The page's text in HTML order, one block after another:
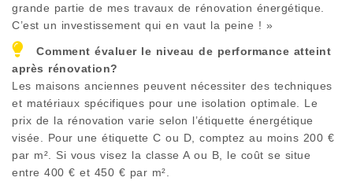
grande partie de mes travaux de rénovation énergétique.
C’est un investissement qui en vaut la peine ! »
Comment évaluer le niveau de performance atteint
après rénovation?
Les maisons anciennes peuvent nécessiter des techniques
et matériaux spécifiques pour une isolation optimale. Le
prix de la rénovation varie selon l’étiquette énergétique
visée. Pour une étiquette C ou D, comptez au moins 200 €
par m². Si vous visez la classe A ou B, le coût se situe
entre 400 € et 450 € par m².